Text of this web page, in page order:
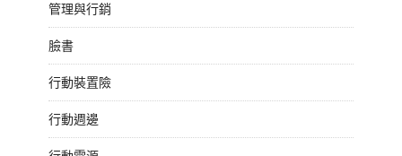
管理與行銷
臉書
行動裝置險
行動週邊